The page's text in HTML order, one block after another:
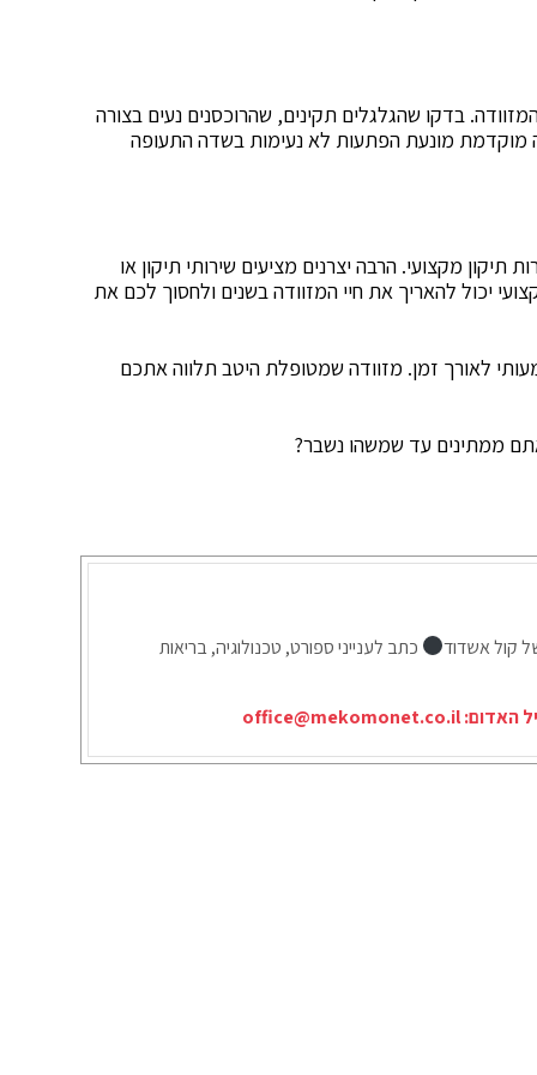
בדקו שהגלגלים תקינים, שהרוכסנים נעים בצורה
מוקדמת מונעת הפתעות לא נעימות בשדה התעופה
מקצועי. הרבה יצרנים מציעים שירותי תיקון או
יכול להאריך את חיי המזוודה בשנים ולחסוך לכם את
לאורך זמן. מזוודה שמטופלת היטב תלווה אתכם
ממתינים עד שמשהו נשבר?
קול אשדוד כתב לענייני ספורט, טכנולוגיה, בריאות
האדום:office@mekomonet.co.il